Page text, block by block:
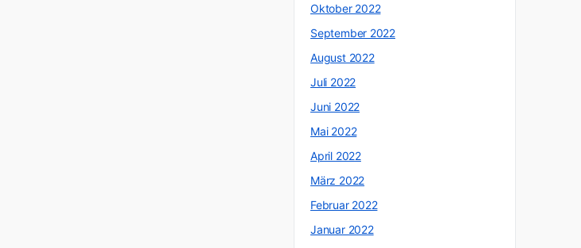
Oktober 2022
September 2022
August 2022
Juli 2022
Juni 2022
Mai 2022
April 2022
März 2022
Februar 2022
Januar 2022